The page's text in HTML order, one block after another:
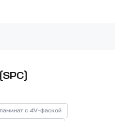
с 4V-фаской